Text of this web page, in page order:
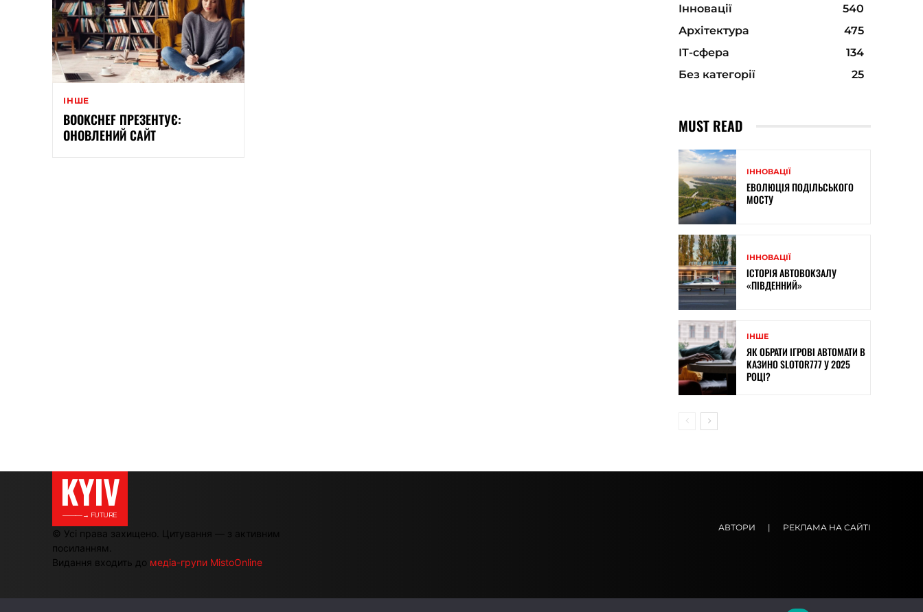
ІНШЕ
BOOKCHEF ПРЕЗЕНТУЄ:
ОНОВЛЕНИЙ САЙТ
Інновації
540
Архітектура
475
ІТ-сфера
134
Без категорії
25
MUST READ
ІННОВАЦІЇ
ЕВОЛЮЦІЯ ПОДІЛЬСЬКОГО
МОСТУ
ІННОВАЦІЇ
ІСТОРІЯ АВТОВОКЗАЛУ
«ПІВДЕННИЙ»
ІНШЕ
ЯК ОБРАТИ ІГРОВІ АВТОМАТИ В
КАЗИНО SLOTOR777 У 2025
РОЦІ?
KYIV
———→ FUTURE
© Усі права захищено. Цитування — з активним
посиланням.
Видання входить до медіа-групи MistoOnline
АВТОРИ | РЕКЛАМА НА САЙТІ